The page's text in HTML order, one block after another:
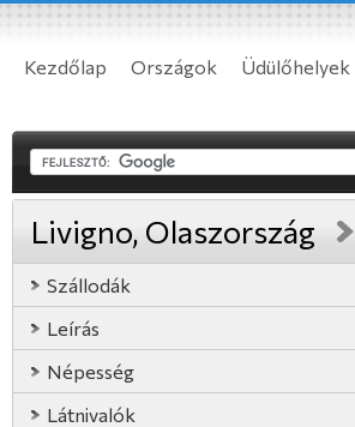
Kezdőlap Országok Üdülőhelyek
Livigno, Olaszország
Szállodák
Leírás
Népesség
Látnivalók